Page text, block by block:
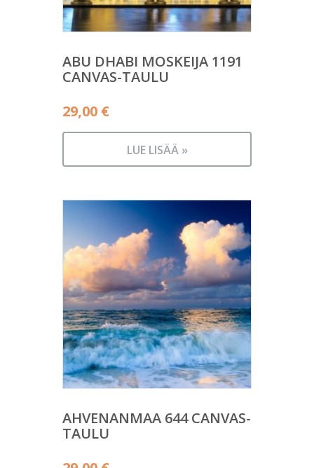
ABU DHABI MOSKEIJA 1191
CANVAS-TAULU
29,00 €
LUE LISÄÄ »
AHVENANMAA 644 CANVAS-
TAULU